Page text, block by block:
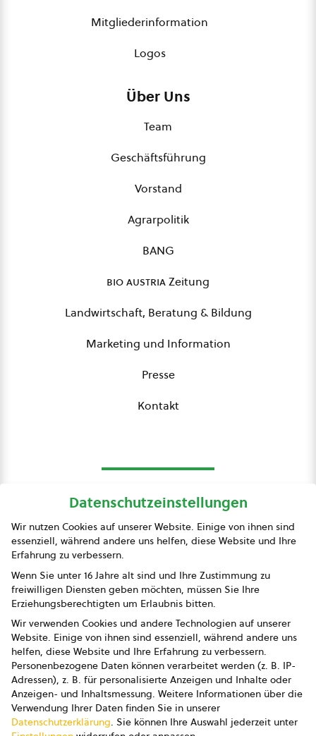
Mitgliederinformation
Logos
Über Uns
Team
Geschäftsführung
Vorstand
Agrarpolitik
BANG
bio austriaZeitung
Landwirtschaft, Beratung & Bildung
Marketing und Information
Presse
Kontakt
Presse
Impressum
Datenschutz
AGB
AGB Marketing GmbH
AGB Bildung
Newsletter
Datenschutzeinstellungen
Wir nutzen Cookies auf unserer Website. Einige von ihnen sind
essenziell, während andere uns helfen, diese Website und Ihre
Erfahrung zu verbessern.
Wenn Sie unter 16 Jahre alt sind und Ihre Zustimmung zu
freiwilligen Diensten geben möchten, müssen Sie Ihre
Erziehungsberechtigten um Erlaubnis bitten.
Wir verwenden Cookies und andere Technologien auf unserer
Website. Einige von ihnen sind essenziell, während andere uns
helfen, diese Website und Ihre Erfahrung zu verbessern.
Personenbezogene Daten können verarbeitet werden (z. B. IP-
Adressen), z. B. für personalisierte Anzeigen und Inhalte oder
Anzeigen- und Inhaltsmessung. Weitere Informationen über die
Verwendung Ihrer Daten finden Sie in unserer
Datenschutzerklärung. Sie können Ihre Auswahl jederzeit unter